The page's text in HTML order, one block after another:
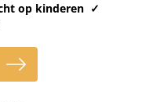
op kinderen ✓